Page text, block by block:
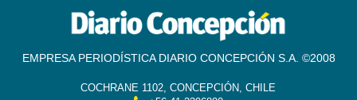
EMPRESA PERIODÍSTICA DIARIO CONCEPCIÓN S.A. ©2008
COCHRANE 1102, CONCEPCIÓN, CHILE